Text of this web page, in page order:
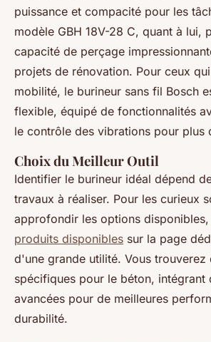
puissance et compacité pour les
modèle GBH 18V-28 C, quant à lui,
capacité de perçage
projets de rénovation. Pour ceux
mobilité, le burineur sans fil Bosch
flexible, équipé de fonctionnalités
le contrôle des vibrations pour plus
Choix du Meilleur Outil
Identifier le burineur idéal dépend
travaux à réaliser. Pour les curieux
approfondir les options disponibles,
produits disponibles sur la page
d'une grande utilité. Vous trouverez
spécifiques pour le béton, intégrant
avancées pour de meilleures
durabilité.